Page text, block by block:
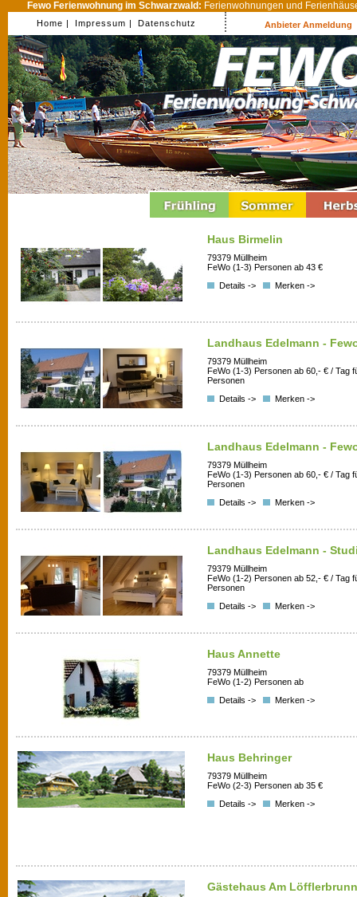
Fewo Ferienwohnung im Schwarzwald: Ferienwohnungen und
Home | Impressum | Datenschutz Anbieter Anmeldung
Haus Birmelin
79379 Müllheim
FeWo (1-3) Personen ab 43 €
Details ->
Merken ->
Landhaus Edelmann -
79379 Müllheim
FeWo (1-3) Personen ab 60,- € / Tag
Personen
Details ->
Merken ->
Landhaus Edelmann -
79379 Müllheim
FeWo (1-3) Personen ab 60,- € / Tag
Personen
Details ->
Merken ->
Landhaus Edelmann -
79379 Müllheim
FeWo (1-2) Personen ab 52,- € / Tag
Personen
Details ->
Merken ->
Haus Annette
79379 Müllheim
FeWo (1-2) Personen ab
Details ->
Merken ->
Haus Behringer
79379 Müllheim
FeWo (2-3) Personen ab 35 €
Details ->
Merken ->
Gästehaus Am